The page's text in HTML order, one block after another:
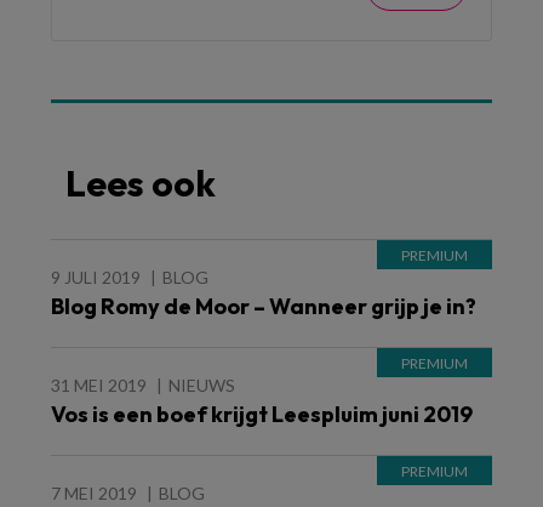
Lees ook
9 JULI 2019 BLOG
Blog Romy de Moor – Wanneer grijp je in?
31 MEI 2019 NIEUWS
Vos is een boef krijgt Leespluim juni 2019
7 MEI 2019 BLOG